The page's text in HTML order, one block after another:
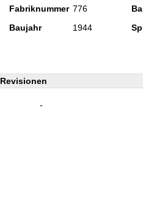
Fabriknummer 776
Baujahr
1944
Revisionen
-